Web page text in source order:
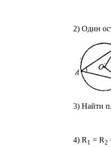
2) Один
3) Найти
4) R 1 = R2